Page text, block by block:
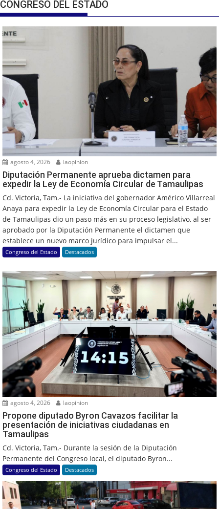
CONGRESO DEL ESTADO
agosto 4, 2026 laopinion
Diputación Permanente aprueba dictamen para
expedir la Ley de Economía Circular de Tamaulipas
Cd. Victoria, Tam.- La iniciativa del gobernador Américo Villarreal
Anaya para expedir la Ley de Economía Circular para el Estado
de Tamaulipas dio un paso más en su proceso legislativo, al ser
aprobado por la Diputación Permanente el dictamen que
establece un nuevo marco jurídico para impulsar el...
Congreso del Estado Destacados
agosto 4, 2026 laopinion
Propone diputado Byron Cavazos facilitar la
presentación de iniciativas ciudadanas en
Tamaulipas
Cd. Victoria, Tam.- Durante la sesión de la Diputación
Permanente del Congreso local, el diputado Byron...
Congreso del Estado Destacados